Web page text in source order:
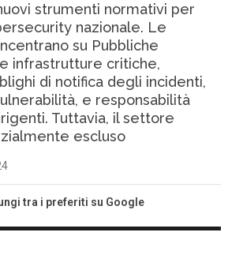
strumenti normativi per
nazionale. Le
su Pubbliche
infrastrutture critiche,
di notifica degli incidenti,
e responsabilità
Tuttavia, il settore
escluso
tra i preferiti su Google